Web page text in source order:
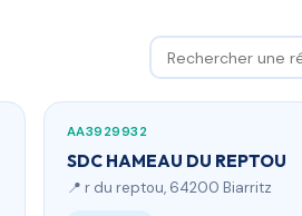
AA3929932
SDC HAMEAU DU REPTOU
📍 r du reptou, 64200 Biarritz